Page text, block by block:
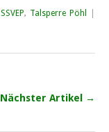
SSVEP, Talsperre Pöhl
Nächster Artikel →